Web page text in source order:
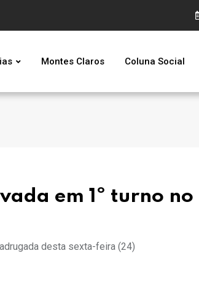
Montes Claros Coluna Social
em 1º turno no
desta sexta-feira (24)